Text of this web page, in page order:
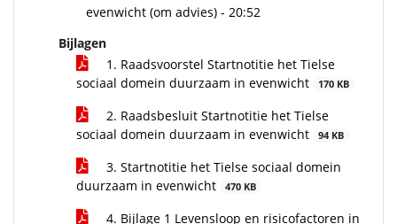
evenwicht (om advies) - 20:52
Bijlagen
1. Raadsvoorstel Startnotitie het Tielse
sociaal domein duurzaam in evenwicht
170 KB
2. Raadsbesluit Startnotitie het Tielse
sociaal domein duurzaam in evenwicht
94 KB
3. Startnotitie het Tielse sociaal domein
duurzaam in evenwicht
470 KB
4. Bijlage 1 Levensloop en risicofactoren in